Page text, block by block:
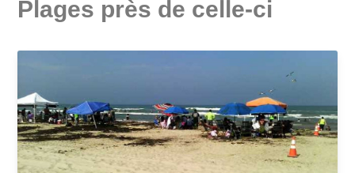
Plages près de celle-ci